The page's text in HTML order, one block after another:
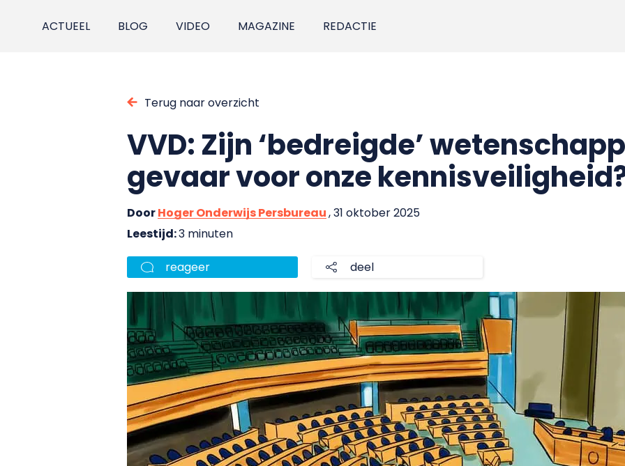
ACTUEEL BLOG VIDEO MAGAZINE REDACTIE
Terug naar overzicht
VVD: Zijn ‘bedreigde’
gevaar voor onze
DoorHoger Onderwijs Persbureau, 31 oktober 2025
Leestijd:3 minuten
reageer deel